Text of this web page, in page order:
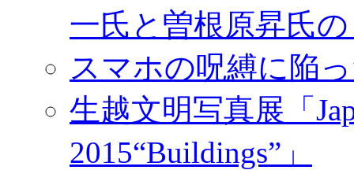
一氏と曽根原昇氏
スマホの呪縛に陥
生越文明写真展「
2015“Buildings”」